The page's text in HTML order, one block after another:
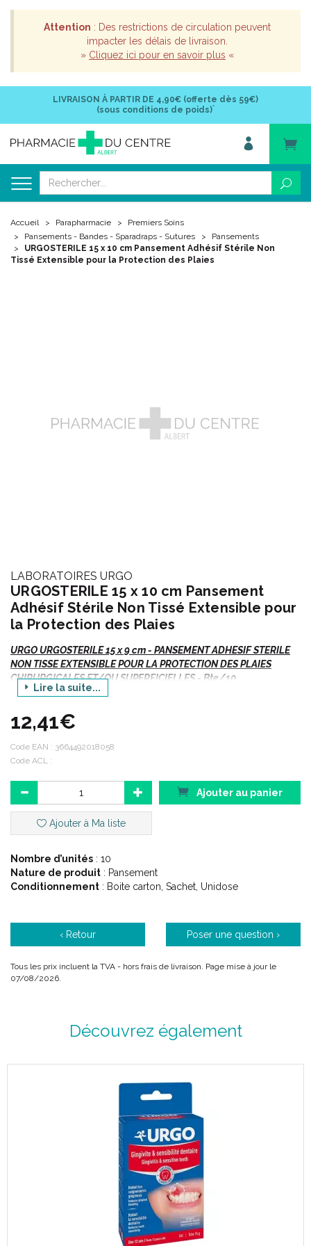
Attention : Des restrictions de circulation peuvent
impacter les délais de livraison.
» Cliquez ici pour en savoir plus «
LIVRAISON À PARTIR DE 4,90€ (offerte dès 59€)
(sous conditions de poids)*
Accueil Parapharmacie
Premiers Soins
Pansements - Bandes - Sparadraps - Sutures
Pansements
URGOSTERILE 15 x 10 cm Pansement Adhésif Stérile Non
Tissé Extensible pour la Protection des Plaies
LABORATOIRES URGO
URGOSTERILE 15 x 10 cm Pansement
Adhésif Stérile Non Tissé Extensible pour
la Protection des Plaies
URGO URGOSTERILE 15 x 9 cm - PANSEMENT ADHESIF STERILE
NON TISSE EXTENSIBLE POUR LA PROTECTION DES PLAIES
CHIRURGICALES ET/OU SUPERFICIELLES - Bte/10
5 cm x 9 cm
15 cm x 10 cm.
Recouvrement des plaies superficielles, post opératoires,
- Protection rapide, efficace et aseptique de points de ponctions
d' alimentation parentérale
- Réalisation de pansements en :
chirurgie ambulatoire
post-opératoire
coeliochirurgie
Lire la suite...
12,41€
Code EAN : 3664492018058
Code ACL :
Ajouter au panier
Ajouter à Ma liste
Nombre d’unités : 10
Nature de produit : Pansement
Conditionnement : Boite carton, Sachet, Unidose
‹ Retour Poser une question ›
Tous les prix incluent la TVA - hors frais de livraison. Page mise à jour le
07/08/2026.
Découvrez également